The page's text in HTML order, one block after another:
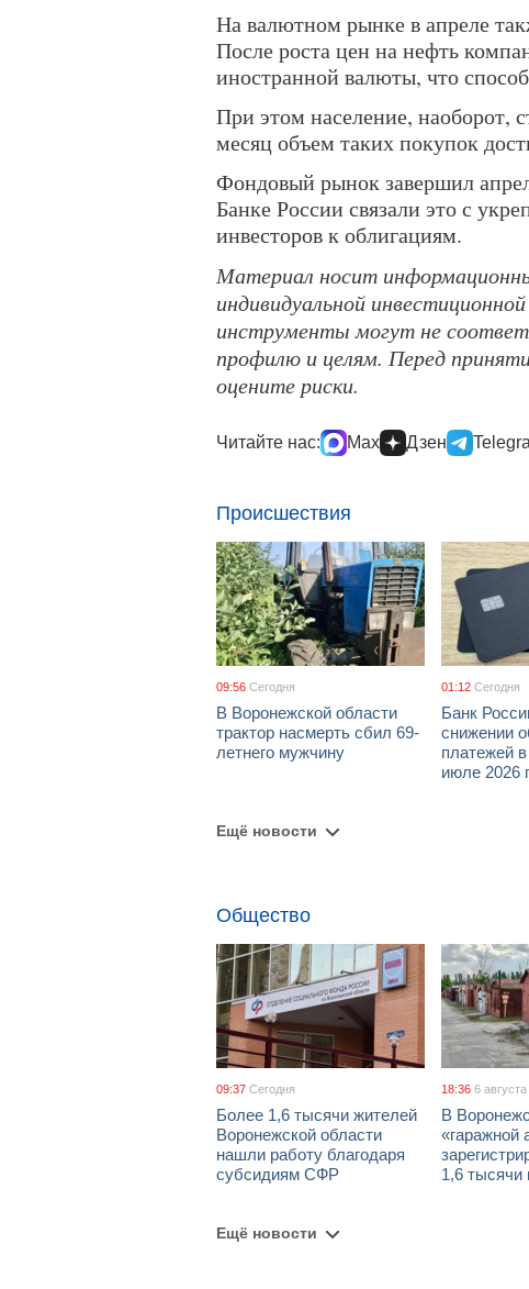
На валютном рынке в апреле
После роста цен на нефть
иностранной валюты, что
При этом население, наоборот,
месяц объем таких покупок
Фондовый рынок завершил
Банке России связали это с
инвесторов к облигациям.
Материал носит
индивидуальной
инструменты могут не
профилю и целям. Перед
оцените риски.
Читайте нас: Max Дзен
Происшествия
09:56 Сегодня
В Воронежской области
трактор насмерть сбил 69-
летнего мужчину
01:12 Сегодня
Банк
снижении
платежей
июле 2026
Ещё новости
Общество
09:37 Сегодня
Более 1,6 тысячи жителей
Воронежской области
нашли работу благодаря
субсидиям СФР
18:36 6
В
«гаражной
1,6 тысячи
Ещё новости